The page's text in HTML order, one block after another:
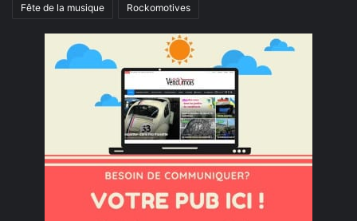
Fête de la musique Rockomotives